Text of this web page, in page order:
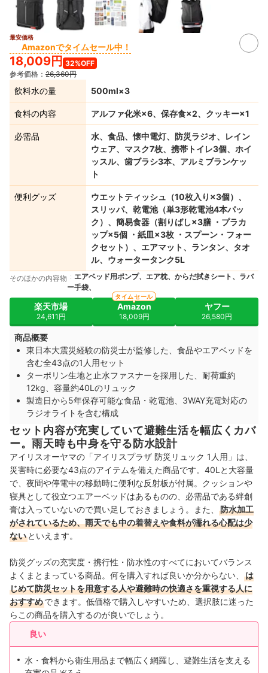
最安価格
Amazonでタイムセール中！
18,009円 32%OFF
参考価格： 26,360円
飲料水の量 500ml×3
食料の内容 アルファ化米×6、保存食×2、クッキー×1
必需品
水、食品、懐中電灯、防災ラジオ、レイン
ウェア、マスク7枚、携帯トイレ3個、ホイ
ッスル、歯ブラシ3本、アルミブランケッ
ト
便利グッズ
ウエットティッシュ（10枚入り×3個）、
スリッパ、乾電池（単3形乾電池4本パッ
ク）、簡易食器（割りばし×3膳 ・プラカ
ップ×5個 ・紙皿×3枚 ・スプーン・フォー
クセット）、エアマット、ランタン、タオ
ル、ウォータータンク5L
そのほかの内容物
エアベッド用ポンプ、エア枕、からだ拭きシート、ラバ
ー手袋、
楽天市場
24,611円
Amazon
18,009円
タイムセール
ヤフー
26,580円
商品概要
東日本大震災経験の防災士が監修した、食品やエアベッドを
含む全43点の1人用セット
ターポリン生地と止水ファスナーを採用した、耐荷重約
12kg、容量約40Lのリュック
製造日から5年保存可能な食品・乾電池、3WAY充電対応の
ラジオライトを含む構成
セット内容が充実していて避難生活を幅広くカバ
ー。雨天時も中身を守る防水設計
アイリスオーヤマの「アイリスプラザ 防災リュック 1人用」は、
災害時に必要な43点のアイテムを備えた商品です。40Lと大容量
で、夜間や停電中の移動時に便利な反射板が付属。クッションや
寝具として役立つエアーベッドはあるものの、必需品である絆創
膏は入っていないので買い足しておきましょう。また、
防水加工
がされているため、雨天でも中の着替えや食料が濡れる心配は少
ない といえます。
防災グッズの充実度・携行性・防水性のすべてにおいてバランス
よくまとまっている商品。何を購入すれば良いか分からない、
は
じめて防災セットを用意する人や避難時の快適さを重視する人に
おすすめできます。低価格で購入しやすいため、選択肢に迷った
らこの商品を購入するのが良いでしょう。
良い
水・食料から衛生用品まで幅広く網羅し、避難生活を支える